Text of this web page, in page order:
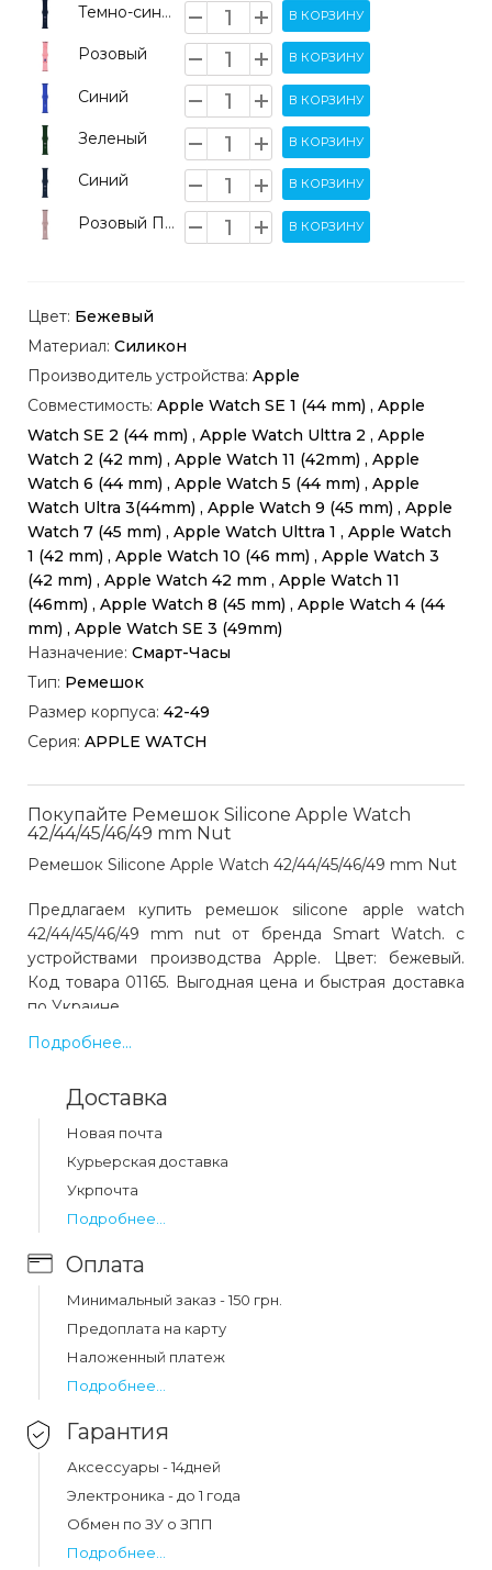
Темно-синий В КОРЗИНУ
Розовый В КОРЗИНУ
Синий В КОРЗИНУ
Зеленый В КОРЗИНУ
Синий В КОРЗИНУ
Розовый Песок В КОРЗИНУ
Цвет: Бежевый
Материал: Силикон
Производитель устройства: Apple
Совместимость: Apple Watch SE 1 (44 mm) , Apple
Watch SE 2 (44 mm) , Apple Watch Ulttra 2 , Apple
Watch 2 (42 mm) , Apple Watch 11 (42mm) , Apple
Watch 6 (44 mm) , Apple Watch 5 (44 mm) , Apple
Watch Ultra 3(44mm) , Apple Watch 9 (45 mm) , Apple
Watch 7 (45 mm) , Apple Watch Ulttra 1 , Apple Watch
1 (42 mm) , Apple Watch 10 (46 mm) , Apple Watch 3
(42 mm) , Apple Watch 42 mm , Apple Watch 11
(46mm) , Apple Watch 8 (45 mm) , Apple Watch 4 (44
mm) , Apple Watch SE 3 (49mm)
Назначение: Смарт-Часы
Тип: Ремешок
Размер корпуса: 42-49
Серия: APPLE WATCH
Покупайте Ремешок Silicone Apple Watch
42/44/45/46/49 mm Nut
Ремешок Silicone Apple Watch 42/44/45/46/49 mm Nut
Предлагаем купить ремешок silicone apple watch
42/44/45/46/49 mm nut от бренда Smart Watch. с
устройствами производства Apple. Цвет: бежевый.
Код товара 01165. Выгодная цена и быстрая доставка
по Украине.
42/44/45/46/49 mm nut?
Цена на ремешок silicone apple watch 42/44/45/46/49
mm nut составляет 47 грн.
Подробнее...
Доставка
Новая почта
Курьерская доставка
Укрпочта
Подробнее...
Оплата
Минимальный заказ - 150 грн.
Предоплата на карту
Наложенный платеж
Подробнее...
Гарантия
Аксессуары - 14дней
Электроника - до 1 года
Обмен по ЗУ о ЗПП
Подробнее...